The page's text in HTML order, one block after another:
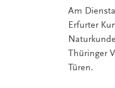
Am
Erfurter
Thüringer
Türen.